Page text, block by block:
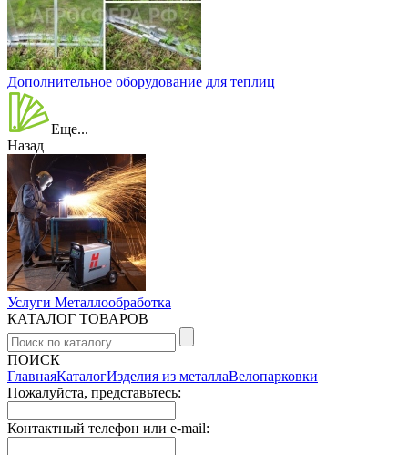
Дополнительное оборудование для теплиц
Еще...
Назад
Услуги Металлообработка
КАТАЛОГ ТОВАРОВ
ПОИСК
ГлавнаяКаталогИзделия из металлаВелопарковки
Пожалуйста, представьтесь:
Контактный телефон или e-mail: